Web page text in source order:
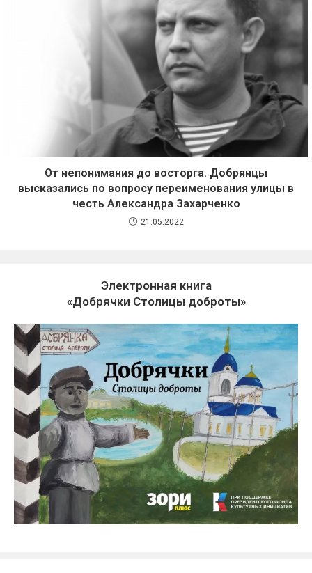
От непонимания до восторга. Добрянцы
высказались по вопросу переименования улицы в
честь Александра Захарченко
21.05.2022
Электронная книга
«Добрячки Столицы доброты»